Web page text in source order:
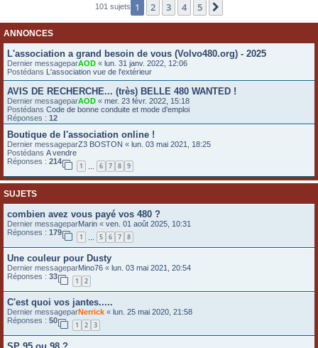
101 sujets 1 2 3 4 5
ANNONCES
L'association a grand besoin de vous (Volvo480.org) - 2025
Dernier messageparAOD « lun. 31 janv. 2022, 12:06
Postédans L'association vue de l'extérieur
AVIS DE RECHERCHE... (très) BELLE 480 WANTED !
Dernier messageparAOD « mer. 23 févr. 2022, 15:18
Postédans Code de bonne conduite et mode d'emploi
Réponses : 12
Boutique de l'association online !
Dernier messageparZ3 BOSTON « lun. 03 mai 2021, 18:25
Postédans A vendre
Réponses : 214
1 … 6 7 8 9
SUJETS
combien avez vous payé vos 480 ?
Dernier messageparMarin « ven. 01 août 2025, 10:31
Réponses : 179
1 … 5 6 7 8
Une couleur pour Dusty
Dernier messageparMino76 « lun. 03 mai 2021, 20:54
Réponses : 33
1 2
C'est quoi vos jantes.....
Dernier messageparNerrick « lun. 25 mai 2020, 21:58
Réponses : 50
1 2 3